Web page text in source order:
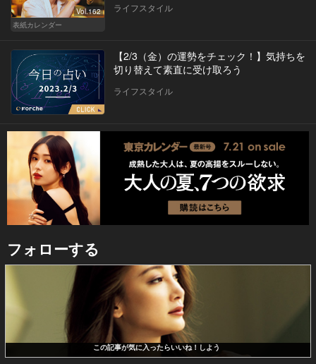
Vol.162
表紙カレンダー
ライフスタイル
【2/3（金）の運勢をチェック！】気持ちを
切り替えて素直に受け取ろう
ライフスタイル
フォローする
この記事が気に入ったらいいね！しよう